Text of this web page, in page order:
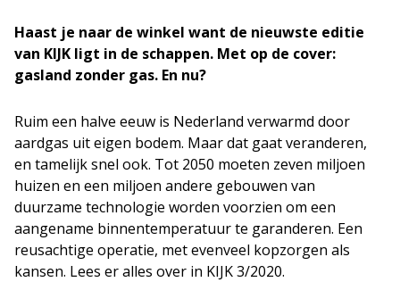
Haast je naar de winkel want de nieuwste editie
van KIJK ligt in de schappen. Met op de cover:
gasland zonder gas. En nu?
Ruim een halve eeuw is Nederland verwarmd door
aardgas uit eigen bodem. Maar dat gaat veranderen,
en tamelijk snel ook. Tot 2050 moeten zeven miljoen
huizen en een miljoen andere gebouwen van
duurzame technologie worden voorzien om een
aangename binnentemperatuur te garanderen. Een
reusachtige operatie, met evenveel kopzorgen als
kansen. Lees er alles over in KIJK 3/2020.